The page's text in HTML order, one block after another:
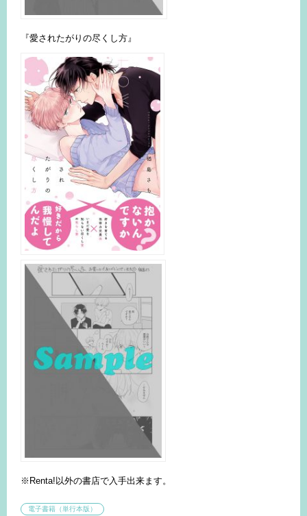
『愛されたがりの尽くし方』
※Renta!以外の書店で入手出来ます。
電子書籍（単行本版）